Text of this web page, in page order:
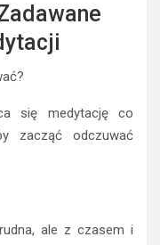
się medytację co
zacząć odczuwać
ale z czasem i